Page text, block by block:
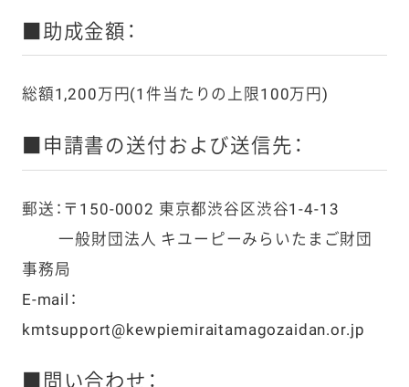
■助成金額：
総額1,200万円(1件当たりの上限100万円)
■申請書の送付および送信先：
郵送：〒150-0002 東京都渋谷区渋谷1-4-13
一般財団法人 キユーピーみらいたまご財団
事務局
E-mail：
kmtsupport@kewpiemiraitamagozaidan.or.jp
■問い合わせ：